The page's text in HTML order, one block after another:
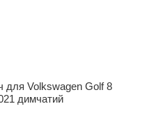
для Volkswagen Golf 8
димчатий